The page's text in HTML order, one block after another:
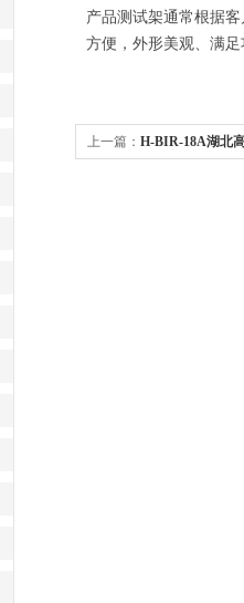
产品测试架通常根据
方便，外形美观、满
上一篇： H-BIR-18A湖北